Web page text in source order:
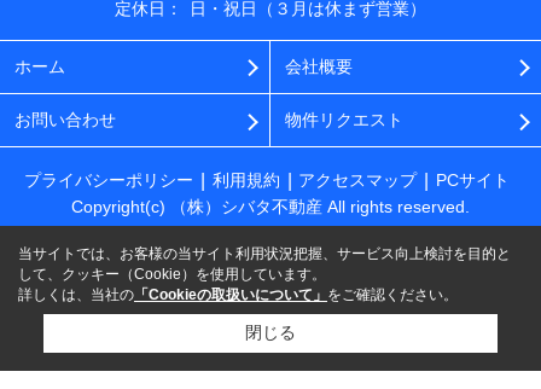
定休日：
日・祝日（３月は休まず営業）
ホーム 会社概要
お問い合わせ 物件リクエスト
プライバシーポリシー 利用規約 アクセスマップ
PCサイト
Copyright(c) （株）シバタ不動産 All rights reserved.
当サイトでは、お客様の当サイト利用状況把握、サービス向上検討を目的と
して、クッキー（Cookie）を使用しています。
詳しくは、当社の 「Cookieの取扱いについて」 をご確認ください。
閉じる